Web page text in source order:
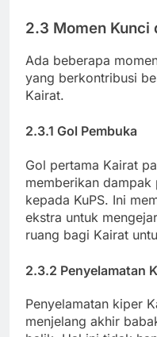
2.3 Momen Kunci
Ada beberapa
yang berkontribusi
Kairat.
2.3.1 Gol Pembuka
Gol pertama Kairat
memberikan
kepada KuPS. Ini
ekstra untuk
ruang bagi Kairat
2.3.2 Penyelamatan
Penyelamatan kiper
menjelang akhir